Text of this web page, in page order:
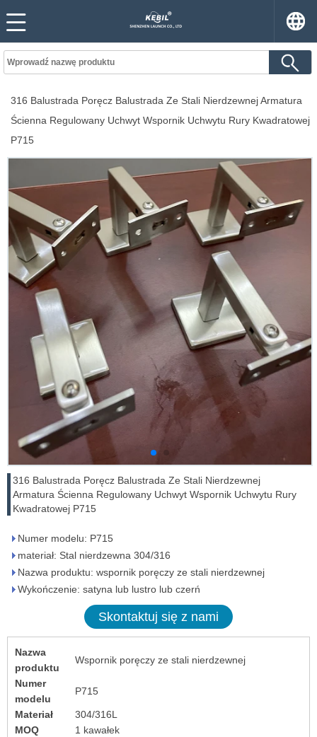
316 Balustrada Poręcz Balustrada Ze Stali Nierdzewnej Armatura
Ścienna Regulowany Uchwyt Wspornik Uchwytu Rury Kwadratowej
P715
316 Balustrada Poręcz Balustrada Ze Stali Nierdzewnej
Armatura Ścienna Regulowany Uchwyt Wspornik Uchwytu Rury
Kwadratowej P715
Numer modelu: P715
materiał: Stal nierdzewna 304/316
Nazwa produktu: wspornik poręczy ze stali nierdzewnej
Wykończenie: satyna lub lustro lub czerń
Skontaktuj się z nami
Nazwa
produktu
Wspornik poręczy ze stali nierdzewnej
Numer
modelu
P715
Materiał
304/316L
MOQ
1 kawałek